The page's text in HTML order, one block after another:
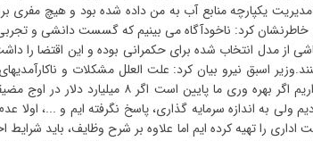
یکپارچه منابع آب به من داده شده بود و هیچ مفری
خاطرنشان کرد: ناخودآگاه می بینیم که گسست دانشی و
از مدل انتخاب شده برای حکمرانی بوده و این اقتضا را
اسبق نیرو بیان کرد: علت العلل مشکلات و
چیز است: در هر عرصه ای اگر مشکلی داریم اگر
ولی به اندازه سرمایه گذاری، پاسخ نگرفته ایم و ...، اولا
را تهیه کرده ایم اما علاوه بر شرح وظایف، باید